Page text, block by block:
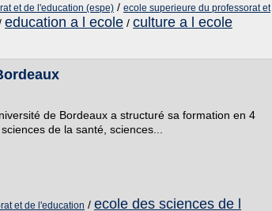
et de l'education (espe) / ecole superieure du professorat et
education a l ecole / culture a l ecole
de Bordeaux a structuré sa formation en 4
de la santé, sciences...
et de l'education / ecole des sciences de l